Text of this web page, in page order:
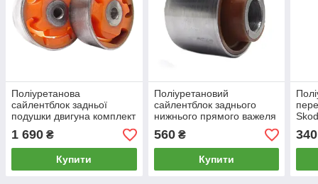
Поліуретанова
сайлентблок задньої
подушки двигуна комплект
2шт Skoda Octavia 2004-
2010, PP-1608
1 690 ₴
Купити
Поліуретановий
сайлентблок заднього
нижнього прямого важеля
зовнішній Skoda Octavia
2004-2010, PP-0133
560₴
Купити
340